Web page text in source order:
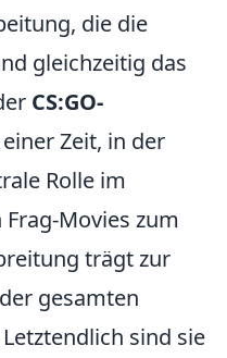
die die
gleichzeitig das
CS:GO-
Zeit, in der
Rolle im
Movies zum
trägt zur
gesamten
sind sie